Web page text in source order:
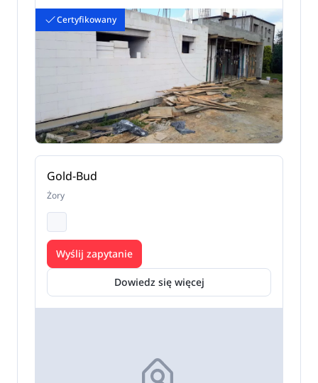
Certyfikowany
Gold-Bud
Żory
Dowiedz się więcej
Wyślij zapytanie